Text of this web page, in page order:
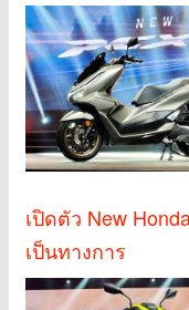
เปิดตัว New
เป็นทางการ